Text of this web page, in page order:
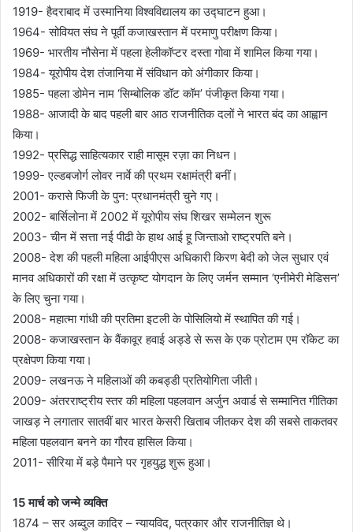
1919- हैदराबाद में उस्मानिया विश्वविद्यालय का उद्घाटन हुआ।
1964- सोवियत संघ ने पूर्वी कजाखस्तान में परमाणु परीक्षण किया।
1969- भारतीय नौसेना में पहला हेलीकॉप्टर दस्ता गोवा में शामिल किया गया।
1984- यूरोपीय देश तंजानिया में संविधान को अंगीकार किया।
1985- पहला डोमेन नाम ‘सिम्बोलिक डॉट कॉम’ पंजीकृत किया गया।
1988- आजादी के बाद पहली बार आठ राजनीतिक दलों ने भारत बंद का आह्वान
किया।
1992- प्रसिद्ध साहित्यकार राही मासूम रज़ा का निधन।
1999- एल्डबजोर्ग लोवर नार्वे की प्रथम रक्षामंत्री बनीं।
2001- करासे फिजी के पुन: प्रधानमंत्री चुने गए।
2002- बार्सिलोना में 2002 में यूरोपीय संघ शिखर सम्मेलन शुरू
2003- चीन में सत्ता नई पीढी के हाथ आई हू जिन्ताओ राष्ट्रपति बने।
2008- देश की पहली महिला आईपीएस अधिकारी किरण बेदी को जेल सुधार एवं
मानव अधिकारों की रक्षा में उत्कृष्ट योगदान के लिए जर्मन सम्मान ‘एनीमेरी मेडिसन’
के लिए चुना गया।
2008- महात्मा गांधी की प्रतिमा इटली के पोसिलियो में स्थापित की गई।
2008- कजाखस्तान के वैंकावूर हवाई अड्डे से रूस के एक प्रोटाम एम रॉकेट का
प्रक्षेपण किया गया।
2009- लखनऊ ने महिलाओं की कबड्डी प्रतियोगिता जीती।
2009- अंतरराष्ट्रीय स्तर की महिला पहलवान अर्जुन अवार्ड से सम्मानित गीतिका
जाखड़ ने लगातार सातवीं बार भारत केसरी खिताब जीतकर देश की सबसे ताकतवर
महिला पहलवान बनने का गौरव हासिल किया।
2011- सीरिया में बड़े पैमाने पर गृहयुद्ध शुरू हुआ।
15 मार्च को जन्मे व्यक्ति
1874 – सर अब्दुल कादिर – न्यायविद, पत्रकार और राजनीतिज्ञ थे।